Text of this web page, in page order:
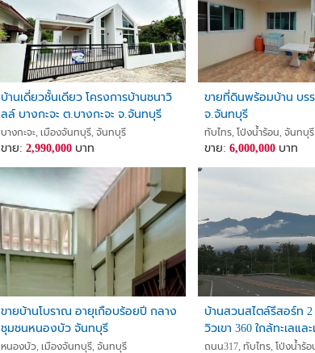
บ้านเดี่ยวชั้นเดียว โครงการบ้านชนาวิ
ลล์ บางกะจะ ต.บางกะจะ จ.จันทบุรี
จองเพียง 5,000 บาท
บางกะจะ, เมืองจันทบุรี, จันทบุรี
ขาย:2,990,000 บาท
ขายที่ดินพร้อมบ้าน บร
จ.จันทบุรี
ทับไทร, โป่งน้ำร้อน, จันทบุรี
ขาย:6,000,000 บาท
ขายบ้านโบราณ อายุเกือบร้อยปี กลาง
ชุมชนหนองบัว จันทบุรี
หนองบัว, เมืองจันทบุรี, จันทบุรี
บ้านสวนสไตล์รีสอร์ท 2
วิวเขา 360 ใกล้ทะเลแ
เที่ยว จันทบุรี ราคา 6.9
ถนน317, ทับไทร, โป่งน้ำร้